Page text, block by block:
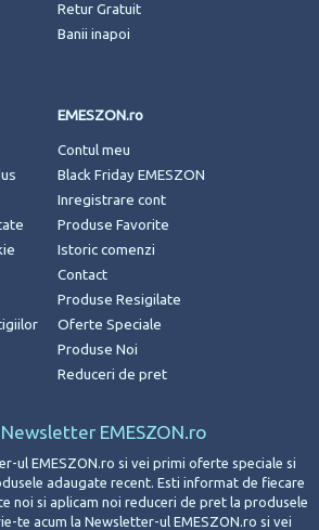
Retur Gratuit
Banii inapoi
EMESZON.ro
Contul meu
Black Friday EMESZON
Inregistrare cont
Produse Favorite
Istoric comenzi
Contact
Produse Resigilate
Oferte Speciale
Produse Noi
Reduceri de pret
EMESZON.ro
ul EMESZON.ro si vei primi oferte speciale si
adaugate recent. Esti informat de fiecare
noi si aplicam noi reduceri de pret la produsele
te acum la Newsletter-ul EMESZON.ro si vei